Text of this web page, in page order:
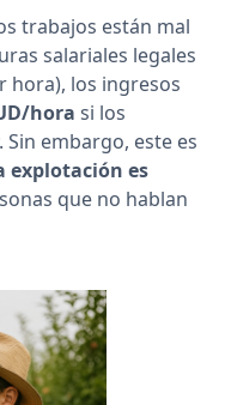
trabajos están mal
salariales legales
hora), los ingresos
hora si los
embargo, este es
explotación es
que no hablan